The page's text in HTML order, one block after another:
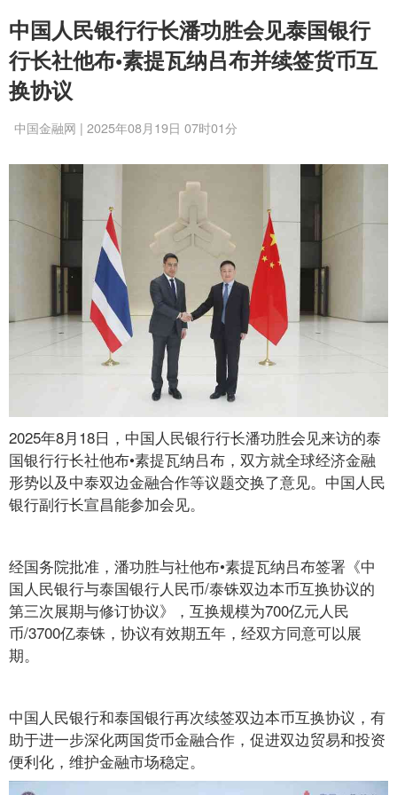
中国人民银行行长潘功胜会见泰国银行
行长社他布•素提瓦纳吕布并续签货币互
换协议
中国金融网 | 2025年08月19日 07时01分
2025年8月18日，中国人民银行行长潘功胜会见来访的泰
国银行行长社他布•素提瓦纳吕布，双方就全球经济金融
形势以及中泰双边金融合作等议题交换了意见。中国人民
银行副行长宣昌能参加会见。
经国务院批准，潘功胜与社他布•素提瓦纳吕布签署《中
国人民银行与泰国银行人民币/泰铢双边本币互换协议的
第三次展期与修订协议》，互换规模为700亿元人民
币/3700亿泰铢，协议有效期五年，经双方同意可以展
期。
中国人民银行和泰国银行再次续签双边本币互换协议，有
助于进一步深化两国货币金融合作，促进双边贸易和投资
便利化，维护金融市场稳定。